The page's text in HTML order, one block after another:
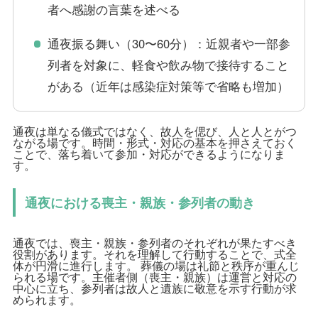
者へ感謝の言葉を述べる
通夜振る舞い（30〜60分）：近親者や一部参
列者を対象に、軽食や飲み物で接待すること
がある（近年は感染症対策等で省略も増加）
通夜は単なる儀式ではなく、故人を偲び、人と人とがつ
ながる場です。時間・形式・対応の基本を押さえておく
ことで、落ち着いて参加・対応ができるようになりま
す。
通夜における喪主・親族・参列者の動き
通夜では、喪主・親族・参列者のそれぞれが果たすべき
役割があります。それを理解して行動することで、式全
体が円滑に進行します。 葬儀の場は礼節と秩序が重んじ
られる場です。主催者側（喪主・親族）は運営と対応の
中心に立ち、参列者は故人と遺族に敬意を示す行動が求
められます。